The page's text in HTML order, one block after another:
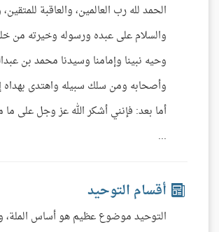
الحمد لله رب العالمين، والعاقبة
والسلام على عبده ورسوله وخيرته من
وحيه نبينا وإمامنا وسيدنا محمد بن
وأصحابه ومن سلك سبيله واهتدى بهداه
أما بعد: فإنني أشكر الله عز وجل على
...
أقسام التوحيد
التوحيد موضوع عظيم هو أساس